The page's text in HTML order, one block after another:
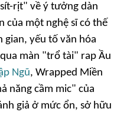
rịt" về ý tưởng dàn
của một nghệ sĩ có thế
gian, yếu tố văn hóa
màn "trổ tài" rap Ầu
Ngũ, Wrapped Miền
năng cầm mic" của
giả ở mức ổn, sở hữu